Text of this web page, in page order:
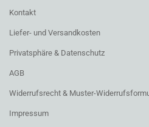
Kontakt
Liefer- und Versandkosten
Privatsphäre & Datenschutz
AGB
Widerrufsrecht & Muster-
Impressum